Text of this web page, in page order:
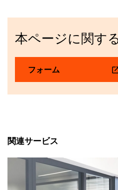
本ページに関す
フォーム
関連サービス